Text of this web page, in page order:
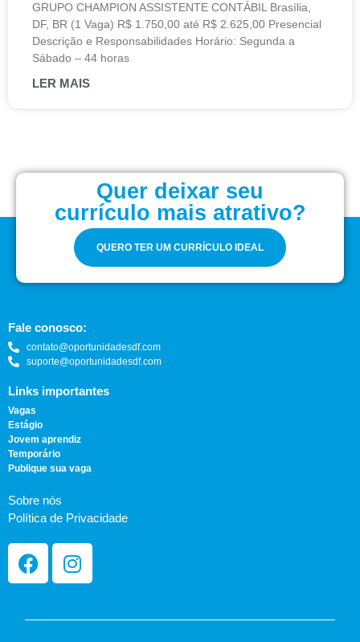
GRUPO CHAMPION ASSISTENTE CONTÁBIL Brasília,
DF, BR (1 Vaga) R$ 1.750,00 até R$ 2.625,00 Presencial
Descrição e Responsabilidades Horário: Segunda a
Sábado – 44 horas
LER MAIS
Quer deixar seu
currículo mais atrativo?
QUERO TER UM CURRÍCULO IDEAL
Fale conosco:
contato@oportunidadesdf.com
suporte@oportunidadesdf.com
Links importantes
Vagas
Estágio
Jovem aprendiz
Temporário
Publique sua vaga
Sobre nós
Política de Privacidade